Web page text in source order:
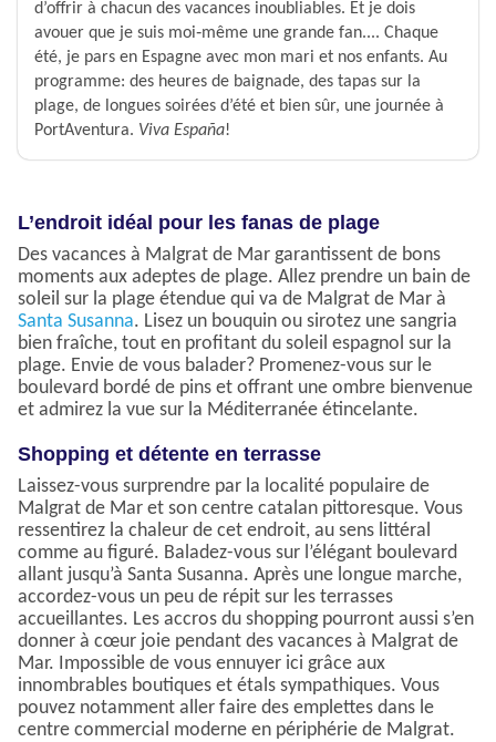
d’offrir à chacun des vacances inoubliables. Et je dois
avouer que je suis moi‑même une grande fan.... Chaque
été, je pars en Espagne avec mon mari et nos enfants. Au
programme: des heures de baignade, des tapas sur la
plage, de longues soirées d’été et bien sûr, une journée à
PortAventura. Viva España!
L’endroit idéal pour les fanas de plage
Des vacances à Malgrat de Mar garantissent de bons
moments aux adeptes de plage. Allez prendre un bain de
soleil sur la plage étendue qui va de Malgrat de Mar à
Santa Susanna. Lisez un bouquin ou sirotez une sangria
bien fraîche, tout en profitant du soleil espagnol sur la
plage. Envie de vous balader? Promenez-vous sur le
boulevard bordé de pins et offrant une ombre bienvenue
et admirez la vue sur la Méditerranée étincelante.
Shopping et détente en terrasse
Laissez-vous surprendre par la localité populaire de
Malgrat de Mar et son centre catalan pittoresque. Vous
ressentirez la chaleur de cet endroit, au sens littéral
comme au figuré. Baladez-vous sur l’élégant boulevard
allant jusqu’à Santa Susanna. Après une longue marche,
accordez-vous un peu de répit sur les terrasses
accueillantes. Les accros du shopping pourront aussi s’en
donner à cœur joie pendant des vacances à Malgrat de
Mar. Impossible de vous ennuyer ici grâce aux
innombrables boutiques et étals sympathiques. Vous
pouvez notamment aller faire des emplettes dans le
centre commercial moderne en périphérie de Malgrat.